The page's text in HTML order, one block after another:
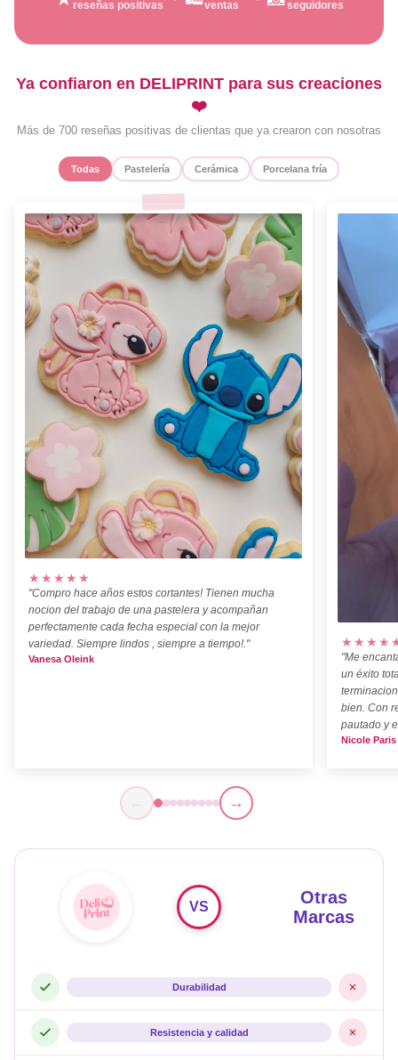
reseñas positivas ventas seguidores
Ya confiaron en DELIPRINT para sus creaciones
❤️
Más de 700 reseñas positivas de clientas que ya crearon con nosotras
Todas Pastelería Cerámica Porcelana fría
★★★★★
"Compro hace años estos cortantes! Tienen mucha
nocion del trabajo de una pastelera y acompañan
perfectamente cada fecha especial con la mejor
variedad. Siempre lindos , siempre a tiempo!."
Vanesa Oleink
"Me
un éxito
bien. Con
pautado y
Nicole Paris
← →
Otras
Marcas
VS
Durabilidad
Resistencia y calidad